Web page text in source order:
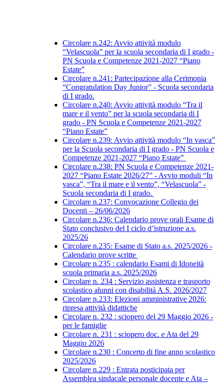
Circolare n.242: Avvio attività modulo
“Velascuola” per la scuola secondaria di I grado -
PN Scuola e Competenze 2021-2027 “Piano
Estate”
Circolare n.241: Partecipazione alla Cerimonia
“Congratulation Day Junior” - Scuola secondaria
di I grado.
Circolare n.240: Avvio attività modulo “Tra il
mare e il vento” per la scuola secondaria di I
grado - PN Scuola e Competenze 2021-2027
“Piano Estate”
Circolare n.239: Avvio attività modulo “In vasca”
per la Scuola secondaria di I grado - PN Scuola e
Competenze 2021-2027 “Piano Estate”
Circolare n.238: PN Scuola e Competenze 2021-
2027 “Piano Estate 2026/27” - Avvio moduli “In
vasca”, “Tra il mare e il vento”, “Velascuola” -
Scuola secondaria di I grado.
Circolare n.237: Convocazione Collegio dei
Docenti – 26/06/2026
Circolare n.236: Calendario prove orali Esame di
Stato conclusivo del I ciclo d’istruzione a.s.
2025/26
Circolare n.235: Esame di Stato a.s. 2025/2026 -
Calendario prove scritte
Circolare n.235 : calendario Esami di Idoneità
scuola primaria a.s. 2025/2026
Circolare n. 234 : Servizio assistenza e trasporto
scolastico alunni con disabilità A.S. 2026/2027
Circolare n.233: Elezioni amministrative 2026:
ripresa attività didattiche
Circolare n. 232 : sciopero del 29 Maggio 2026 -
per le famiglie
Circolare n. 231 : sciopero doc. e Ata del 29
Maggio 2026
Circolare n.230 : Concerto di fine anno scolastico
2025/2026
Circolare n.229 : Entrata posticipata per
Assemblea sindacale personale docente e Ata –